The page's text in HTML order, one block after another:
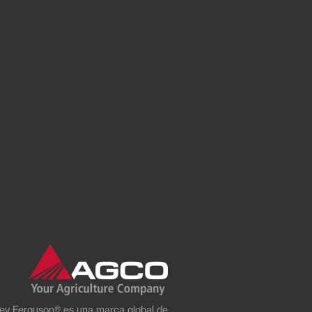
Ferguson® es una marca global de